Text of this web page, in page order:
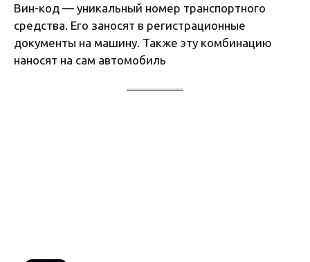
Вин-код — уникальный номер транспортного
средства. Его заносят в регистрационные
документы на машину. Также эту комбинацию
наносят на сам автомобиль